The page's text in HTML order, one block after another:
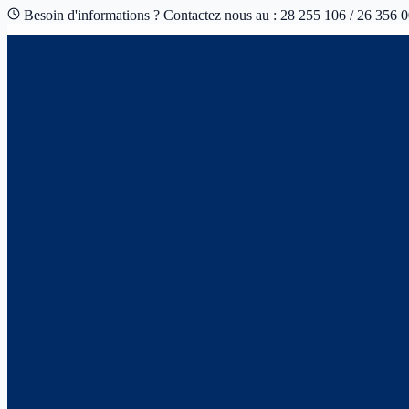
Besoin d'informations ? Contactez nous au : 28 255 106 / 26 356